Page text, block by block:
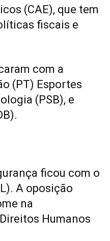
(CAE), que tem
fiscais e
com a
(PT) Esportes
(PSB), e
ficou com o
A oposição
na
Humanos